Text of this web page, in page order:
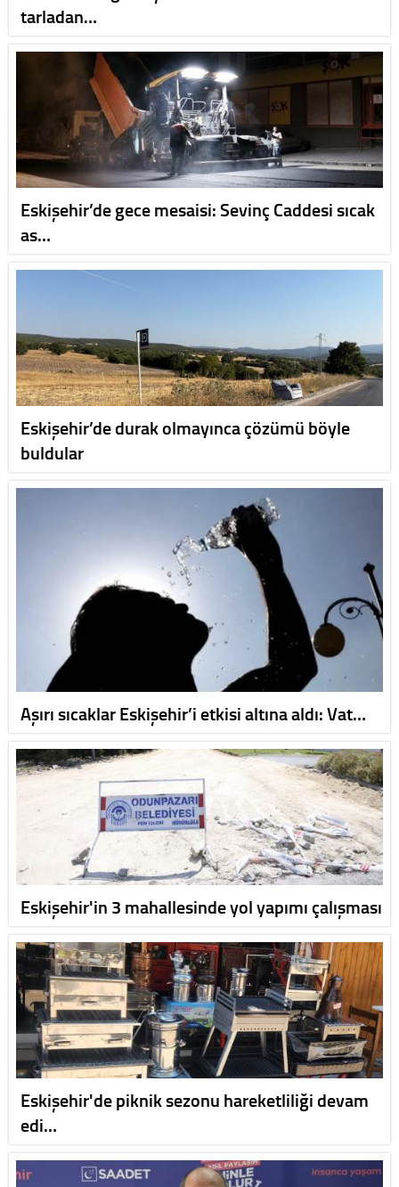
tarladan…
Eskişehir’de gece mesaisi: Sevinç Caddesi sıcak
as…
Eskişehir’de durak olmayınca çözümü böyle
buldular
Aşırı sıcaklar Eskişehir’i etkisi altına aldı: Vat…
Eskişehir'in 3 mahallesinde yol yapımı çalışması
Eskişehir'de piknik sezonu hareketliliği devam
edi…